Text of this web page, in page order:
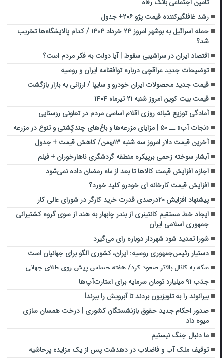
تامین اجتماعی بانک رفاه
رشد غافلگیرکننده قیمت پژو ۲۰۶+ جدول
حمله اسرائیل به بوشهر امروز ۲۴ خرداد ۱۴۰۴ / کدام پالایشگاه‌ها تخریب
شد؟
اقتصاد ایران در سراشیبی سقوط | آیا دولت به فکر مردم است؟
توضیحات جدید عراقچی درباره توافقنامه ایران و روسیه
قیمت جدید محصولات ایران خودرو و سایپا / ارزانی به بازار بازگشت
قیمت بیت کوین امروز شنبه ۲۱ تیرماه ۱۴۰۴
آمادگی توزیع شبانه روزی اقلام اساسی مردم در تعاونی‌ روستایی
«نجات آب» ــ ۵۰ | مزایای مزرعه‌ها و باغ‌های چندکِِشتی و تنوع‌ در مزرعه
آخرین قیمت دلار امروز سه شنبه ۱۳بهمن/ کاهش قیمت + جدول
آبشار سوخته زخمی برپیکره منطقه گردشگری ناهارخوران + فیلم
اجازه افزایش قیمت کالاها تا بعد از ماه رمضان داده نمی‌شود
افزایش قیمت کارخانه ای خودرو کلید خورد؟
پیشنهاد افزایش ۲۰درصدی قدرت خرید کارگر در شورای عالی کار
ایجاد خط مستقیم کانتینری از بندر چابهار به هند از سوی گروه کشتیرانی
جمهوری اسلامی ایران
شورا تمدید شود شهردار دوباره رای می‌گیرد
دستیار رئیس‌جمهوری روسیه: ایران، کشوری الگو برای جهانیان است
سکه به کانال بالاتر صعود کرد/ هفته حساس پیش روی طلای جهانی
جذب ۹۱ میلیارد تومان سرمایه برای استارت‌آپ‌ها
بیرانوند را به تلویزیون بردند تا آبرویش را ببرند!
صدور احکام جدید حقوق بازنشستگان کشوری | درخت همسان سازی
میوه داد
ما دنبال جنگ نیستیم
توقیف ملک آب و فاضلاب در دهدشت پس از یک مزایده پرحاشیه